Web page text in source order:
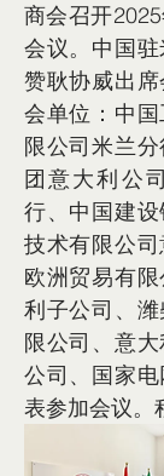
商会召开
会议。中国
赞耿协威出
会单位：中
限公司米兰
团意大利公
行、中国建
技术有限公
欧洲贸易有
利子公司、
限公司、意
公司、国家
表参加会议。